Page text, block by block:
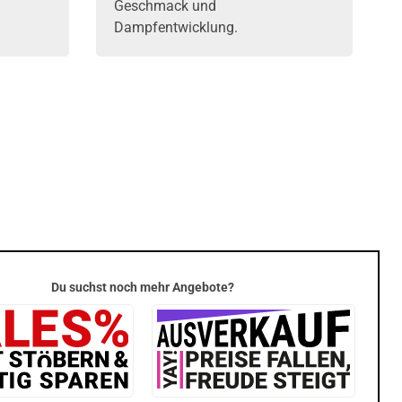
Geschmack und
Dampfentwicklung.
Du suchst noch mehr Angebote?